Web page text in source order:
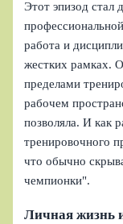
Этот эпизод стал
работа и
жестких рамках.
пределами
рабочем
позволяла. И как
тренировочного
что обычно
чемпионки".
Личная жизнь